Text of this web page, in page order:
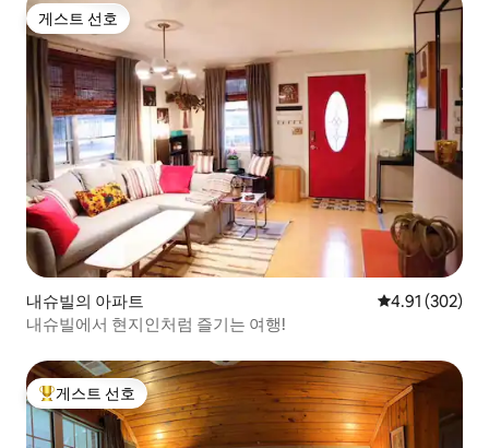
게스트 선호
게스트 선호
내슈빌의 아파트 평점 4.91점(5
4.91 (302)
내슈빌에서 현지인처럼 즐기는 여행!
상위 게스트 선호
게스트 선호